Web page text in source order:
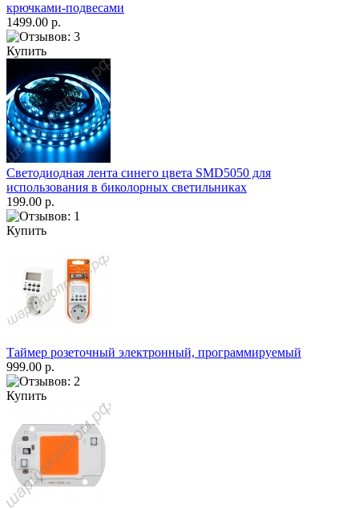
крючками-подвесами
1499.00 р.
Купить
Светодиодная лента синего цвета SMD5050 для
использования в биколорных светильниках
199.00 р.
Купить
Таймер розеточный электронный, программируемый
999.00 р.
Купить